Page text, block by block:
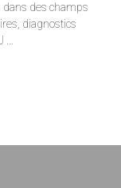
dans des champs
diagnostics